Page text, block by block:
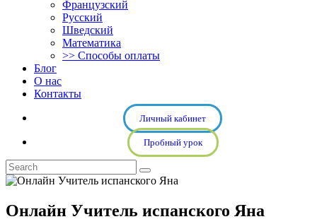
Французский
Русский
Шведский
Математика
>> Способы оплаты
Блог
О нас
Контакты
Личный кабинет
Пробный урок
Онлайн Учитель испанского Яна